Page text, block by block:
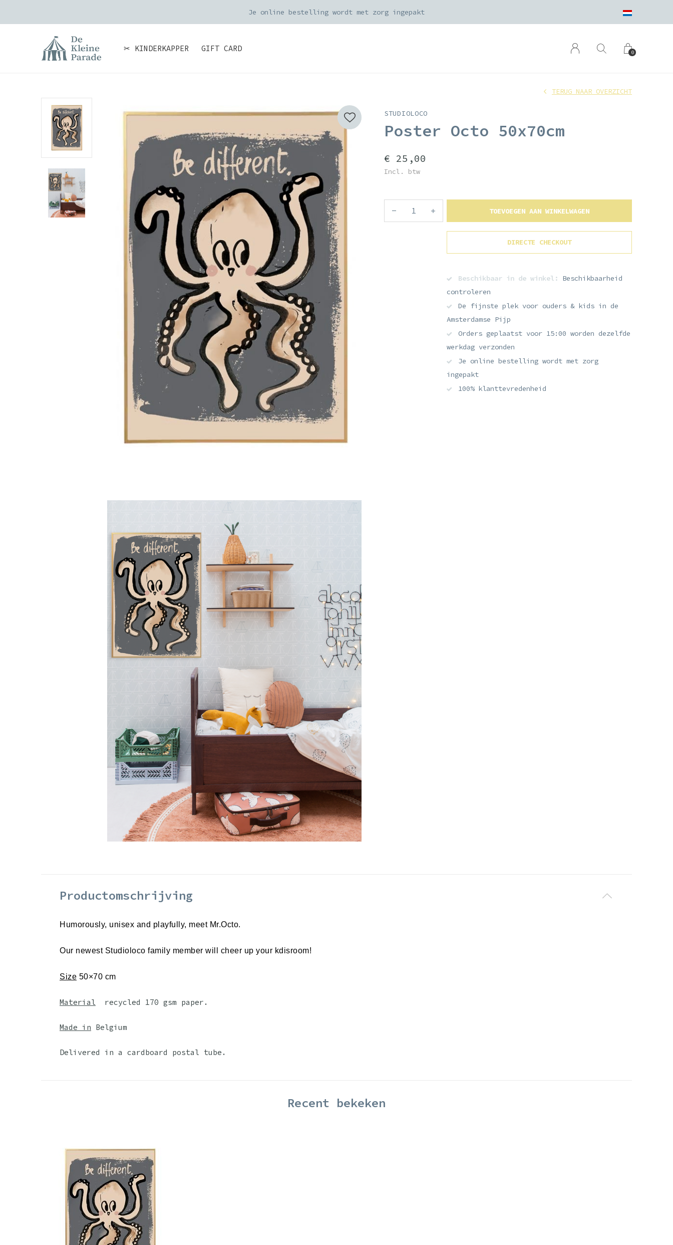
✂ KINDERKAPPER GIFT CARD 0
Je online bestelling wordt met zorg ingepakt
STUDIOLOCO
Poster Octo 50x70cm
TERUG NAAR OVERZICHT
€ 25,00
Incl. btw
TOEVOEGEN AAN WINKELWAGEN
DIRECTE CHECKOUT
Beschikbaar in de winkel: Beschikbaarheid
controleren
De fijnste plek voor ouders & kids in de
Amsterdamse Pijp
Orders geplaatst voor 15:00 worden dezelfde
werkdag verzonden
Je online bestelling wordt met zorg
ingepakt
100% klanttevredenheid
Productomschrijving
Humorously, unisex and playfully, meet Mr.Octo.
Our newest Studioloco family member will cheer up your kdisroom!
Size 50×70 cm
Material recycled 170 gsm paper.
Made in Belgium
Delivered in a cardboard postal tube.
Recent bekeken